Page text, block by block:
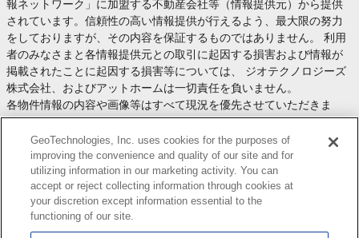
報ネットワーク」に加盟する不動産会社等（情報提供元）から提供
されています。信頼性の高い情報提供が行えるよう、最大限の努力
をしておりますが、その内容を保証するものではありません。 利用
者のみなさまと各情報提供元との取引に起因する損害および情報が
掲載されたことに起因する損害等については、 ジオテクノロジーズ
株式会社、およびアットホームは一切責任を負いません。
各物件情報の内容や画像等はすべて現況を優先させていただきま
す。
お取引等（お取引の準備、資金調達等を含みます）の際には、内容
や契約条件等について、 各情報提供元より十分な説明を受け、ご自
身でご確認の上、判断してください。
このコーナーへの物件情報のご掲載、その他不動産業務ソリューシ
ョン等についての不動産会社様のお問合せはこちら
します。
GeoTechnologies, Inc. uses cookies for the purposes of
improving the convenience and quality of our site and for
utilizing information in our marketing activity. You can
accept or reject collecting information through cookies at
your discretion except information essential to the
functioning of our site.